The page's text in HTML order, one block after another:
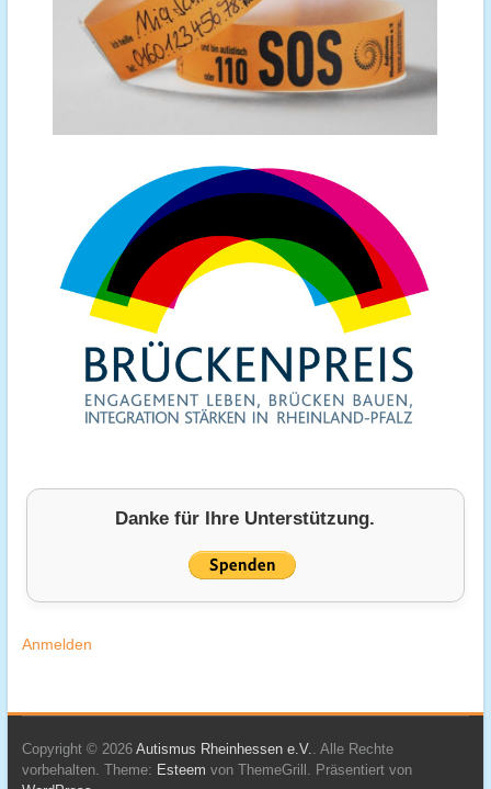
Danke für Ihre Unterstützung.
Anmelden
Copyright © 2026 Autismus Rheinhessen e.V.. Alle Rechte
vorbehalten. Theme: Esteem von ThemeGrill. Präsentiert von